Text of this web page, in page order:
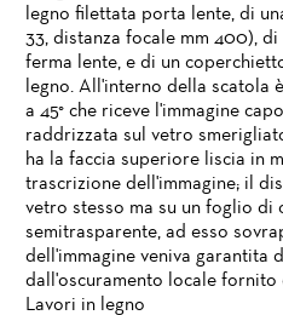
legno filettata porta lente, di
33, distanza focale mm 400),
ferma lente, e di un
legno. All'interno della scatola
a 45° che riceve l'immagine
raddrizzata sul vetro
ha la faccia superiore liscia in
trascrizione dell'immagine; il
vetro stesso ma su un foglio di
semitrasparente, ad esso
dell'immagine veniva garantita
dall'oscuramento locale fornito
Lavori in legno